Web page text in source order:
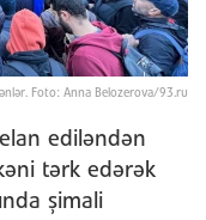
Foto: Anna Belozerova/93.ru
ediləndən
tərk edərək
şimali